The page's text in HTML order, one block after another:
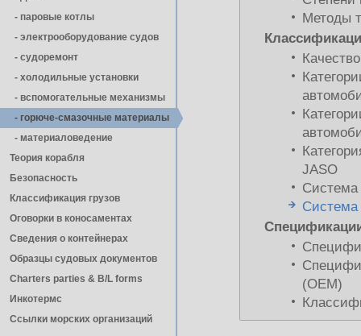
- паровые котлы
- электрооборудование судов
- cудоремонт
- холодильные установки
- вспомогательные механизмы
- горюче-смазочные материалы
- материаловедение
Теория корабля
Безопасность
Классификация грузов
Оговорки в коносаментах
Сведения о контейнерах
Образцы судовых документов
Charters parties & B/L forms
Инкотермс
Ссылки морских организаций
Методы
JASO
(ОЕМ)